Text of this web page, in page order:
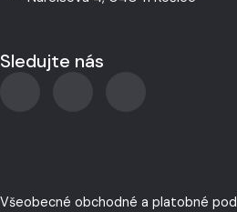
Sledujte nás
Všeobecné obchodné a platobné